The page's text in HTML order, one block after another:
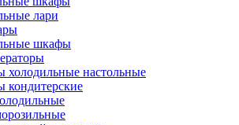
лари
шкафы
холодильные настольные
кондитерские